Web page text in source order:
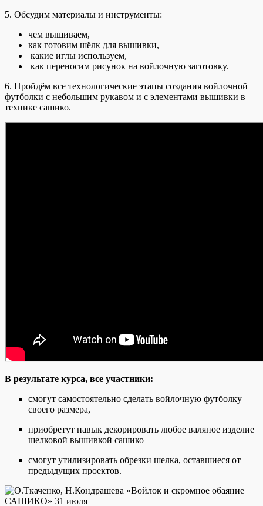
5. Обсудим материалы и инструменты:
чем вышиваем,
как готовим шёлк для вышивки,
какие иглы используем,
как переносим рисунок на войлочную заготовку.
6. Пройдём все технологические этапы создания войлочной
футболки с небольшим рукавом и с элементами вышивки в
технике сашико.
В результате курса, все участники:
смогут самостоятельно сделать войлочную футболку
своего размера,
приобретут навык декорировать любое валяное изделие
шелковой вышивкой сашико
смогут утилизировать обрезки шелка, оставшиеся от
предыдущих проектов.